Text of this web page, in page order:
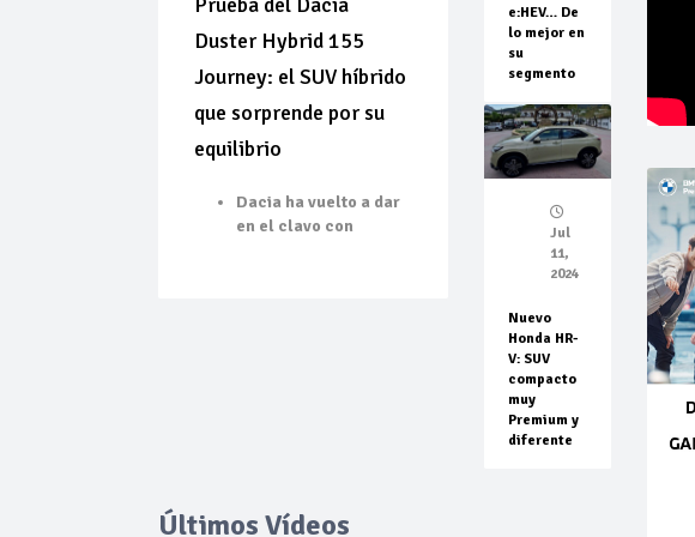
Duster Hybrid 155
Journey: el SUV híbrido
que sorprende por su
equilibrio
Dacia ha vuelto a dar
en el clavo con
e:HEV… De
lo mejor en
su
segmento
Jul
11,
2024
Nuevo
Honda HR-
V: SUV
compacto
muy
Premium y
diferente
Últimos Vídeos